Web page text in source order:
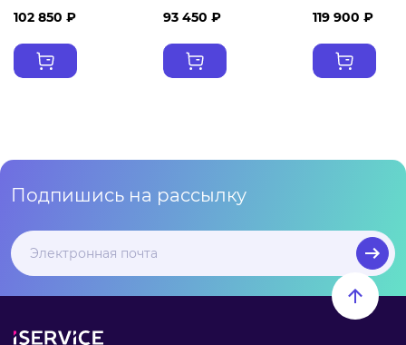
102 850 ₽
93 450 ₽
119 900 ₽
Подпишись на рассылку